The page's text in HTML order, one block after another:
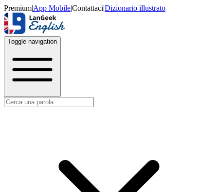
Premium|App Mobile|Contattaci|Dizionario illustrato
Toggle navigation